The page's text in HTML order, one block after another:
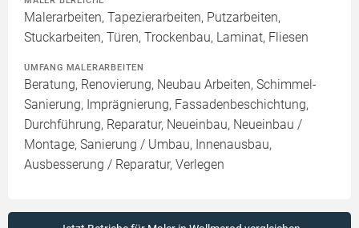
Malerarbeiten, Tapezierarbeiten, Putzarbeiten,
Stuckarbeiten, Türen, Trockenbau, Laminat, Fliesen
UMFANG MALERARBEITEN
Beratung, Renovierung, Neubau Arbeiten, Schimmel-
Sanierung, Imprägnierung, Fassadenbeschichtung,
Durchführung, Reparatur, Neueinbau, Neueinbau /
Montage, Sanierung / Umbau, Innenausbau,
Ausbesserung / Reparatur, Verlegen